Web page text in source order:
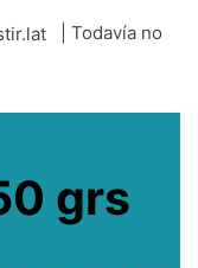
| Todavía no
grs